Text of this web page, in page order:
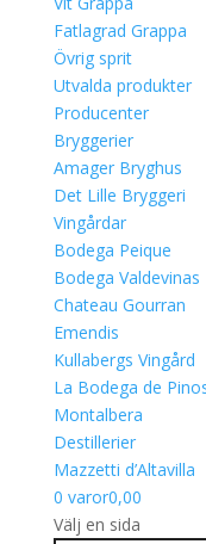
Fatlagrad Grappa
Övrig sprit
Utvalda produkter
Producenter
Bryggerier
Amager Bryghus
Det Lille Bryggeri
Vingårdar
Bodega Peique
Bodega Valdevinas
Chateau Gourran
Emendis
Kullabergs Vingård
La Bodega de
Montalbera
Destillerier
Mazzetti d’Altavilla
0 varor0,00
Välj en sida